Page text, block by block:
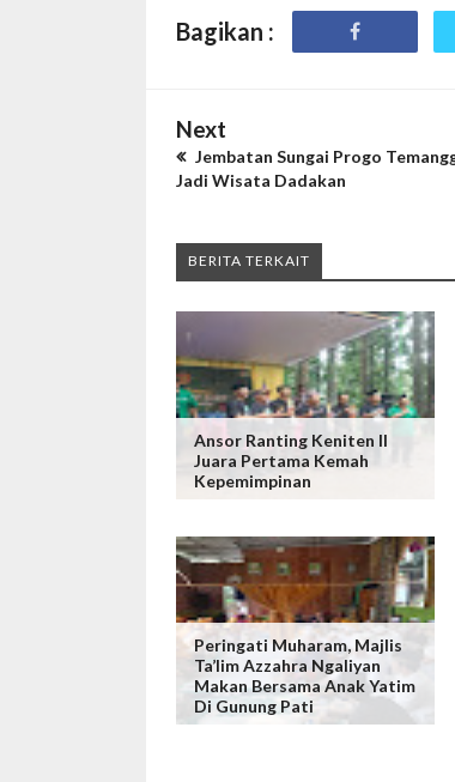
Bagikan :
Next
Jembatan Sungai Progo
Jadi Wisata Dadakan
BERITA TERKAIT
Ansor Ranting Keniten II
Juara Pertama Kemah
Kepemimpinan
Peringati Muharam, Majlis
Ta’lim Azzahra Ngaliyan
Makan Bersama Anak Yatim
Di Gunung Pati